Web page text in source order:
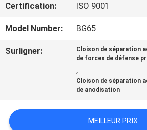
QUALITÉ
CONTACTEZ-
NOUS
Certification: ISO 9001
Model Number: BG65
Surligner:
Cloison de séparation
de forces de défense
,
Cloison de séparation
de anodisation
MEILLEUR PRIX